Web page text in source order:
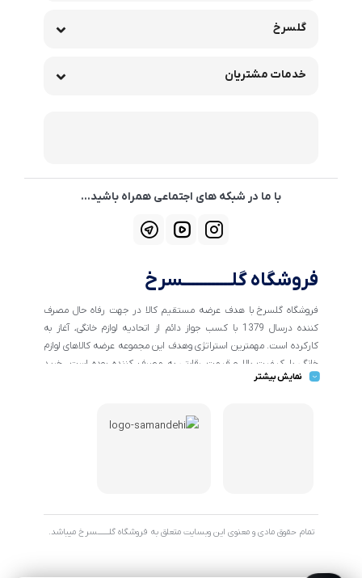
گلسرخ
خدمات مشتریان
با ما در شبکه های اجتماعی همراه باشید...
فروشگاه گلــــــــــــسرخ
فروشگاه گلسرخ با هدف عرضه مستقیم کالا در جهت رفاه حال مصرف
کننده درسال 1379 با کسب جواز دائم از اتحادیه لوازم خانگی، آغاز به
کارکرده است. مهمترین استراتژی وهدف این مجموعه عرضه کالاهای لوازم
خانگی با کیفیت بالا و قیمت رقابتی به مصرف کننده بوده است. خرید
کالاهای خانگی و تهیه جهیزیه دراین فروشگاه آسان ومطمئن صورت می
فروشگاه اینترنتی گلسرخ به خدمت رسانی گسترده تر و با شرایط بهتر
نمایش بیشتر
تمام حقوق مادی و معنوی این وبسایت متعلق به فروشگاه گلـــــــسرخ میباشد.